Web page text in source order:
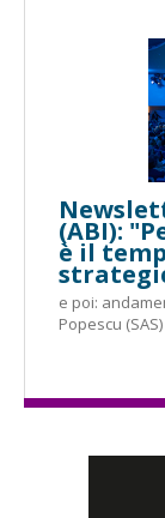
(ABI):
è il
e poi:
Popescu